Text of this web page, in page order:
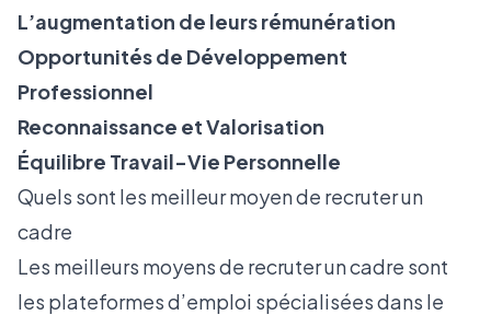
L’augmentation de leurs rémunération
Opportunités de Développement
Professionnel
Reconnaissance et Valorisation
Équilibre Travail-Vie Personnelle
Quels sont les meilleur moyen de recruter un
cadre
Les meilleurs moyens de recruter un cadre sont
les plateformes d’emploi spécialisées dans le